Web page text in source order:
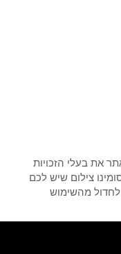
את בעלי הזכויות
צילום שיש לכם
לחדול מהשימוש